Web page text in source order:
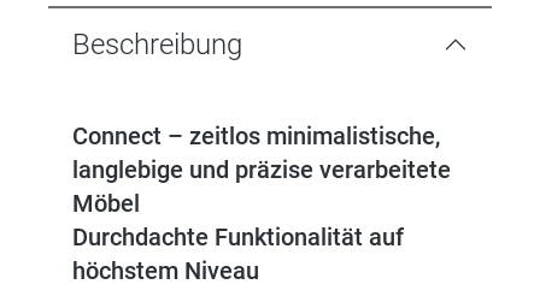
Beschreibung
Connect – zeitlos minimalistische,
langlebige und präzise verarbeitete
Möbel
Durchdachte Funktionalität auf
höchstem Niveau